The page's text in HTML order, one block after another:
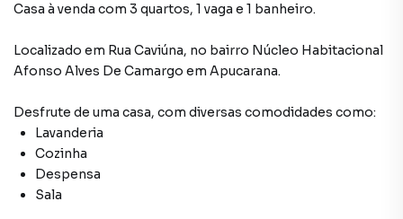
Casa à venda com 3 quartos, 1 vaga e 1 banheiro.
Localizado em Rua Caviúna, no bairro Núcleo Habitacional
Afonso Alves De Camargo em Apucarana.
Desfrute de uma casa, com diversas comodidades como:
Lavanderia
Cozinha
Despensa
Sala